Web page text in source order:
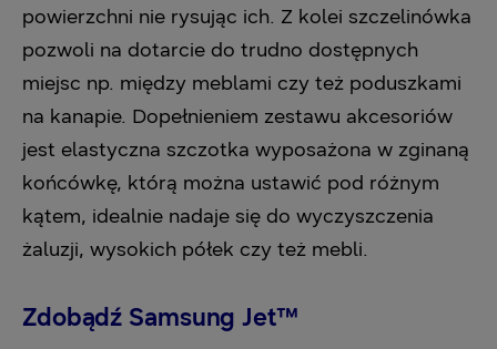
powierzchni nie rysując ich. Z kolei szczelinówka
pozwoli na dotarcie do trudno dostępnych
miejsc np. między meblami czy też poduszkami
na kanapie. Dopełnieniem zestawu akcesoriów
jest elastyczna szczotka wyposażona w zginaną
końcówkę, którą można ustawić pod różnym
kątem, idealnie nadaje się do wyczyszczenia
żaluzji, wysokich półek czy też mebli.
Zdobądź Samsung Jet™